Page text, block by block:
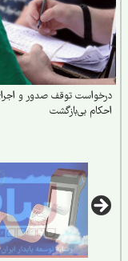
توقف صدور و اجرای
بی‌بازگشت